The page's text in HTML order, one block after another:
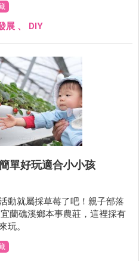
展 、 DIY
單好玩適合小小孩
動就屬採草莓了吧！親子部落
蘭礁溪鄉本事農莊，這裡採有
玩。